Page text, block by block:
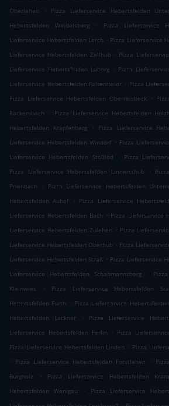
Oberlehen
. Pizza Lieferservice Hebertsfelden
Hebertsfelden Weidelsberg
. Pizza Lieferservice
Lieferservice Hebertsfelden Lerch . Pizza Lieferservice
Lieferservice Hebertsfelden Zellhub . Pizza
Lieferservice Hebertsfelden Luberg . Pizza
Lieferservice Hebertsfelden Faltermeier . Pizza
Pizza Lieferservice Hebertsfelden Oberreisbeck .
Rackersbach
. Pizza Lieferservice Hebertsfelden
Hebertsfelden Krapfenberg
. Pizza Lieferservice
Lieferservice Hebertsfelden Windorf . Pizza
Lieferservice Hebertsfelden Stößlöd
. Pizza
Pizza Lieferservice Hebertsfelden Linnertshub
.
Prienbach
. Pizza Lieferservice Hebertsfelden
Hebertsfelden Auhof
. Pizza Lieferservice
Lieferservice Hebertsfelden Bach . Pizza Lieferservice
Lieferservice Hebertsfelden Zulehen . Pizza
Lieferservice Hebertsfelden Oberhub . Pizza
Lieferservice Hebertsfelden Straß . Pizza Lieferservice
Lieferservice Hebertsfelden Schabmannsberg
.
Kleinwies
. Pizza Lieferservice Hebertsfelden
Hebertsfelden Furth
. Pizza Lieferservice
Hebertsfelden Lackner
. Pizza Lieferservice
Lieferservice Hebertsfelden Ferlin
. Pizza
Pizza Lieferservice Hebertsfelden Linden . Pizza
. Pizza Lieferservice Hebertsfelden Forstlehen .
Burgholz
. Pizza Lieferservice Hebertsfelden
Hebertsfelden Wenigau
. Pizza Lieferservice
.